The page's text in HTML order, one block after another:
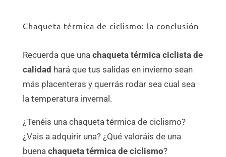
Chaqueta térmica de ciclismo: la conclusión
Recuerda que unachaqueta térmica ciclista de
calidad hará que tus salidas en invierno sean
más placenteras y querrás rodar sea cual sea
la temperatura invernal.
¿Tenéis una chaqueta térmica de ciclismo?
¿Vais a adquirir una? ¿Qué valoráis de una
buena chaqueta térmica de ciclismo?